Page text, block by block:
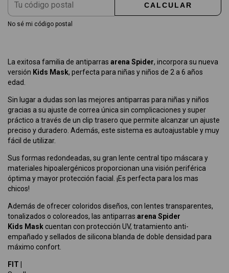
CALCULAR
No sé mi código postal
La exitosa familia de antiparras arena Spider, incorpora su nueva
versión Kids Mask, perfecta para niñas y niños de 2 a 6 años
edad.
Sin lugar a dudas son las mejores antiparras para niñas y niños
gracias a su ajuste de correa única sin complicaciones y super
práctico a través de un clip trasero que permite alcanzar un ajuste
preciso y duradero. Además, este sistema es autoajustable y muy
fácil de utilizar.
Sus formas redondeadas, su gran lente central tipo máscara y
materiales hipoalergénicos proporcionan una visión periférica
óptima y mayor protección facial. ¡Es perfecta para los mas
chicos!
Además de ofrecer coloridos diseños, con lentes transparentes,
tonalizados o coloreados, las antiparras arena Spider
Kids Maskcuentan con protección UV, tratamiento anti-
empañado y sellados de silicona blanda de doble densidad para
máximo confort.
FIT |